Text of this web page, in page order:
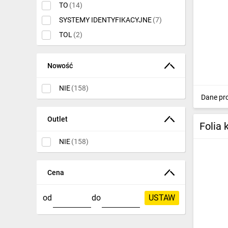
TO (14)
SYSTEMY IDENTYFIKACYJNE(7)
TOL (2)
Nowość
NIE(158)
Outlet
NIE(158)
Cena
od do USTAW
Dane
Folia